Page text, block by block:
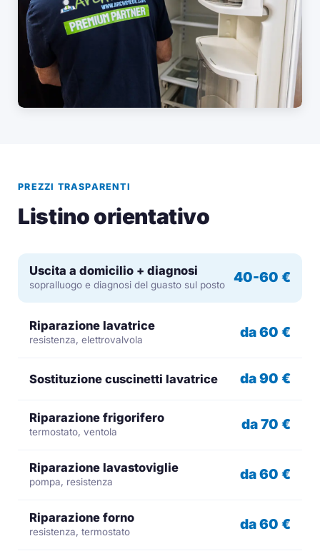
PREZZI TRASPARENTI
Listino orientativo
Uscita a domicilio + diagnosi
sopralluogo e diagnosi del guasto sul posto 40-60 €
Riparazione lavatrice
resistenza, elettrovalvola da 60 €
Sostituzione cuscinetti lavatrice da 90 €
Riparazione frigorifero
termostato, ventola da 70 €
Riparazione lavastoviglie
pompa, resistenza da 60 €
Riparazione forno
resistenza, termostato da 60 €